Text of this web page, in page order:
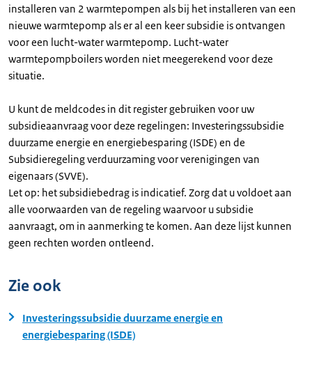
installeren van 2 warmtepompen als bij het installeren van een
nieuwe warmtepomp als er al een keer subsidie is ontvangen
voor een lucht-water warmtepomp. Lucht-water
warmtepompboilers worden niet meegerekend voor deze
situatie.
U kunt de meldcodes in dit register gebruiken voor uw
subsidieaanvraag voor deze regelingen: Investeringssubsidie
duurzame energie en energiebesparing (ISDE) en de
Subsidieregeling verduurzaming voor verenigingen van
eigenaars (SVVE).
Let op: het subsidiebedrag is indicatief. Zorg dat u voldoet aan
alle voorwaarden van de regeling waarvoor u subsidie
aanvraagt, om in aanmerking te komen. Aan deze lijst kunnen
geen rechten worden ontleend.
Zie ook
Investeringssubsidie duurzame energie en
energiebesparing (ISDE)